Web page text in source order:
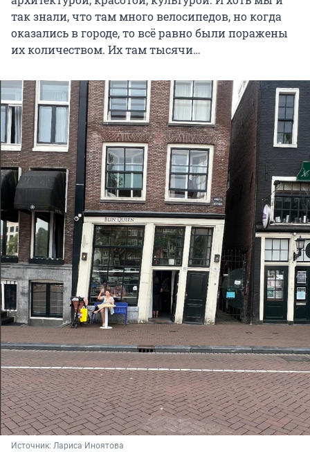
так знали, что там много велосипедов, но когда
оказались в городе, то всё равно были поражены
их количеством. Их там тысячи…
Источник: Лариса Иноятова